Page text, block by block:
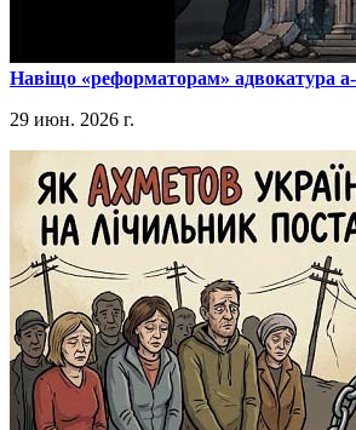
​Навіщо «реформаторам» адвокатура
29 июн. 2026 г.